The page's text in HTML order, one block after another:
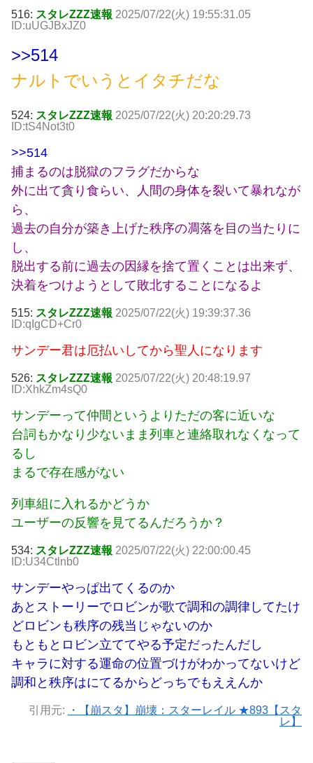
516: スタレZZZ速報 2025/07/22(火) 19:55:31.05
ID:uUGJBxJZ0
>>514
ナルトでいうとイタチだな
524: スタレZZZ速報 2025/07/22(火) 20:20:29.73
ID:tS4Not3t0
>>514
捕まるのは脱獄のフラグだからな
外に出て貪り食らい、人間の身体を裂いて暴れなが
ら、
過去の自分が築き上げた秩序の凋落を目の当たりに
し、
脱出する前に過去の因縁を捨て置くことは出来ず、
決着をつけようとして敗北することになるよ
515: スタレZZZ速報 2025/07/22(火) 19:39:37.36
ID:qIgCD+Cr0
サンデー君は厄払いしてから聖人になります
526: スタレZZZ速報 2025/07/22(火) 20:48:19.97
ID:XhkZm4sQ0
サンデーって仲間というよりただの客に近いな
台詞もかなり少ないまま列車と連絡取れなくなって
るし
まるで存在感がない
列車組に入れるかどうか
ユーザーの反響を見てるんだろうか？
534: スタレZZZ速報 2025/07/22(火) 22:00:00.45
ID:U34Ctlnb0
サンデーやっぱ出てくるのか
あとストーリーでロビンが歌で調和の調律してたけ
どロビンも秩序の残当じゃないのか
もともとロビン立ててやる予定だったんだし
キャラに対する運命の位置づけがわかってないけど
調和と秩序はにてるからどっちでもええんか
引用元:
・【崩スタ】崩壊：スターレイル ★893【スタ
レ】